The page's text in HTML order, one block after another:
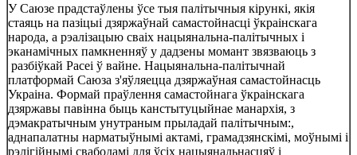
У Саюзе прадстаўлены ўсе тыя палітычныя кірункі, якія
стаяць на пазіцыі дзяржаўнай самастойнасці ўкраінскага
народа, а рэалізацыю сваіх нацыянальна-палітычных і
эканамічных памкненняў у дадзены момант звязваюць з
разбіўкай Расеі ў вайне. Нацыянальна-палітычнай
платформай Саюза з'яўляецца дзяржаўная самастойнасць
Украіна. Формай праўлення самастойнага ўкраінскага
дзяржавы павінна быць канстытуцыйнае манархія, з
дэмакратычным унутраным прыладай палітычным:,
аднапалатны нарматыўнымі актамі, грамадзянскімі, моўнымі і
рэлігійнымі свабодамі для ўсіх нацыянальнасцяў і